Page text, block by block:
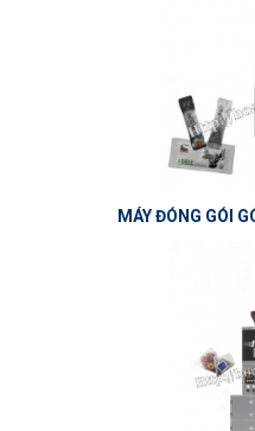
MÁY ĐÓNG GÓI